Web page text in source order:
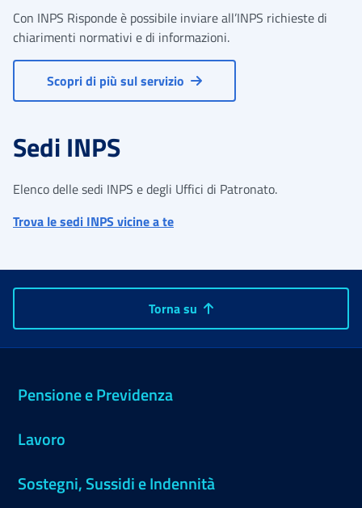
Con INPS Risponde è possibile inviare all’INPS richieste di
chiarimenti normativi e di informazioni.
Scopri di più sul servizio
Sedi INPS
Elenco delle sedi INPS e degli Uffici di Patronato.
Trova le sedi INPS vicine a te
Torna su
Pensione e Previdenza
Lavoro
Sostegni, Sussidi e Indennità